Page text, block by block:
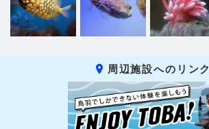
周辺施設へのリンク